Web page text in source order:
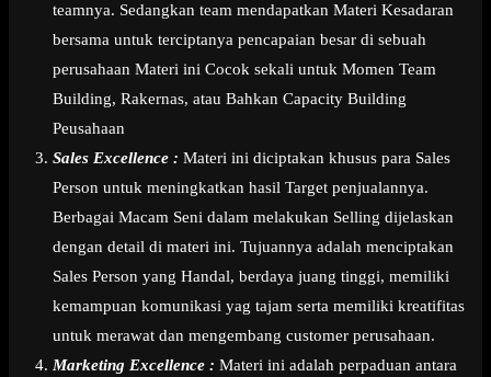
teamnya. Sedangkan team mendapatkan Materi Kesadaran
bersama untuk terciptanya pencapaian besar di sebuah
perusahaan Materi ini Cocok sekali untuk Momen Team
Building, Rakernas, atau Bahkan Capacity Building
Peusahaan
Sales Excellence : Materi ini diciptakan khusus para Sales
Person untuk meningkatkan hasil Target penjualannya.
Berbagai Macam Seni dalam melakukan Selling dijelaskan
dengan detail di materi ini. Tujuannya adalah menciptakan
Sales Person yang Handal, berdaya juang tinggi, memiliki
kemampuan komunikasi yag tajam serta memiliki kreatifitas
untuk merawat dan mengembang customer perusahaan.
Marketing Excellence : Materi ini adalah perpaduan antara